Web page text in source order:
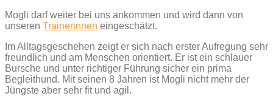
Mogli darf weiter bei uns ankommen und wird dann von
unseren Trainerinnen eingeschätzt.
Im Alltagsgeschehen zeigt er sich nach erster Aufregung sehr
freundlich und am Menschen orientiert. Er ist ein schlauer
Bursche und unter richtiger Führung sicher ein prima
Begleithund. Mit seinen 8 Jahren ist Mogli nicht mehr der
Jüngste aber sehr fit und agil.